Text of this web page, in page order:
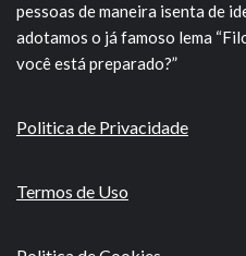
pessoas de maneira isenta de
adotamos o já famoso lema
você está preparado?”
Politica de Privacidade
Termos de Uso